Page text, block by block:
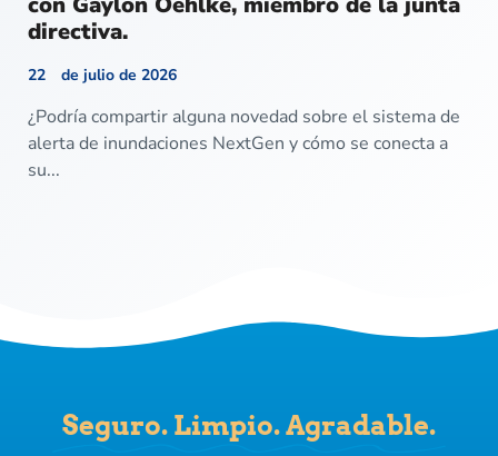
directiva.
22 de julio de 2026
¿Podría compartir alguna novedad sobre el sistema de
alerta de inundaciones NextGen y cómo se conecta a
su...
Seguro. Limpio. Agradable.